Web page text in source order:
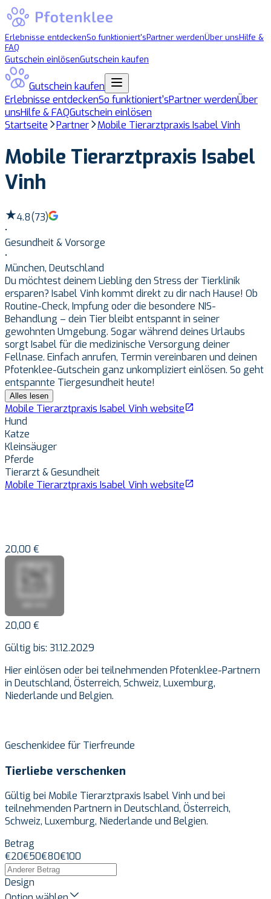
Erlebnisse entdeckenSo funktioniert'sPartner werdenÜber unsHilfe &
FAQ
Gutschein einlösenGutschein kaufen
Gutschein kaufen
Erlebnisse entdeckenSo funktioniert'sPartner werdenÜber
unsHilfe & FAQGutschein einlösen
Startseite
Partner Mobile Tierarztpraxis Isabel Vinh
Mobile Tierarztpraxis Isabel
Vinh
4.8(73)
•
Gesundheit & Vorsorge
•
München, Deutschland
Du möchtest deinem Liebling den Stress der Tierklinik
ersparen? Isabel Vinh kommt direkt zu dir nach Hause! Ob
Routine-Check, Impfung oder die besondere NIS-
Behandlung – dein Tier bleibt entspannt in seiner
gewohnten Umgebung. Sogar während deines Urlaubs
sorgt Isabel für die medizinische Versorgung deiner
Fellnase. Einfach anrufen, Termin vereinbaren und deinen
Pfotenklee-Gutschein ganz unkompliziert einlösen. So geht
entspannte Tiergesundheit heute!
Alles lesen
Mobile Tierarztpraxis Isabel Vinh website
Hund
Katze
Kleinsäuger
Pferde
Tierarzt & Gesundheit
Mobile Tierarztpraxis Isabel Vinh website
20,00 €
20,00 €
Gültig bis: 31.12.2029
Hier einlösen oder bei teilnehmenden Pfotenklee-Partnern
in Deutschland, Österreich, Schweiz, Luxemburg,
Niederlande und Belgien.
Geschenkidee für Tierfreunde
Tierliebe verschenken
Gültig bei Mobile Tierarztpraxis Isabel Vinh und bei
teilnehmenden Partnern in Deutschland, Österreich,
Schweiz, Luxemburg, Niederlande und Belgien.
Betrag
€20€50€80€100
Design